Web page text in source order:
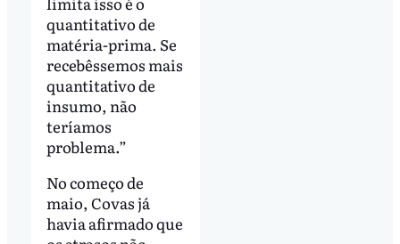
quantitativo de
matéria-prima. Se
recebêssemos mais
quantitativo de
insumo, não
teríamos
problema.”
No começo de
maio, Covas já
havia afirmado que